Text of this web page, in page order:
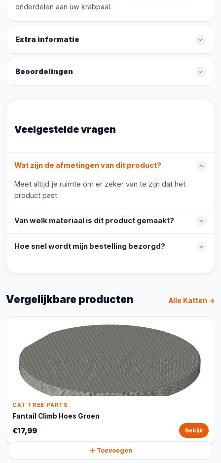
onderdelen aan uw krabpaal.
Extra informatie
Beoordelingen
Veelgestelde vragen
Wat zijn de afmetingen van dit product?
Meet altijd je ruimte om er zeker van te zijn dat het
product past.
Van welk materiaal is dit product gemaakt?
Hoe snel wordt mijn bestelling bezorgd?
Vergelijkbare producten Alle Katten →
CAT TREE PARTS
Fantail Climb Hoes Groen
€17,99 Bekijk
Toevoegen